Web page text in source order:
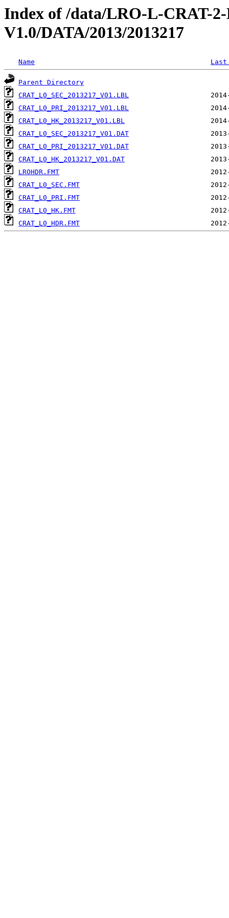
Index of /data/LRO-L-CRAT-
V1.0/DATA/2013/2013217
Name
Parent Directory
CRAT_L0_SEC_2013217_V01.LBL
CRAT_L0_PRI_2013217_V01.LBL
CRAT_L0_HK_2013217_V01.LBL
CRAT_L0_SEC_2013217_V01.DAT
CRAT_L0_PRI_2013217_V01.DAT
CRAT_L0_HK_2013217_V01.DAT
LROHDR.FMT
CRAT_L0_SEC.FMT
CRAT_L0_PRI.FMT
CRAT_L0_HK.FMT
CRAT_L0_HDR.FMT